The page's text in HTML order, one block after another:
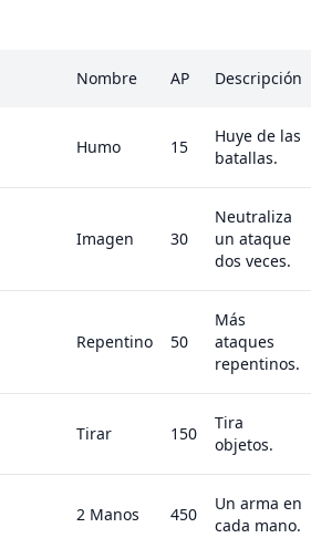
Nombre AP Descripción
Humo 15
Huye de las
batallas.
Imagen 30
Neutraliza
un ataque
dos veces.
Repentino 50
Más
ataques
repentinos.
Tirar 150
Tira
objetos.
2 Manos 450
Un arma en
cada mano.